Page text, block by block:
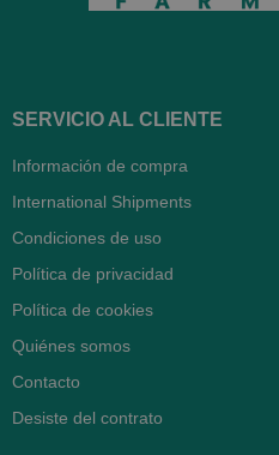
SERVICIO AL CLIENTE
Información de compra
International Shipments
Condiciones de uso
Política de privacidad
Política de cookies
Quiénes somos
Contacto
Desiste del contrato